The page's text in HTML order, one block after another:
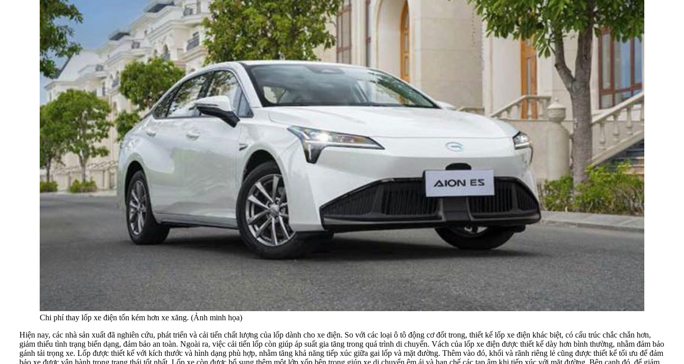
Chi phí thay lốp xe điện tốn kém hơn xe xăng. (Ảnh minh họa)
Hiện nay, các nhà sản xuất đã nghiên cứu, phát triển và cải tiến chất lượng của lốp dành cho xe điện. So với các loại ô tô động cơ đốt trong, thiết kế lốp xe điện khác biệt, có cấu trúc chắc chắn hơn,
giảm thiểu tình trạng biến dạng, đảm bảo an toàn. Ngoài ra, việc cải tiến lốp còn giúp áp suất gia tăng trong quá trình di chuyển. Vách của lốp xe điện được thiết kế dày hơn bình thường, nhằm đảm bảo
gánh tải trọng xe. Lốp được thiết kế với kích thước và hình dạng phù hợp, nhằm tăng khả năng tiếp xúc giữa gai lốp và mặt đường. Thêm vào đó, khối và rãnh riêng lẻ cũng được thiết kế tối ưu để đảm
bảo xe được vận hành trong trạng thái tốt nhất. Lốp xe còn được bổ sung thêm một lớp xốp bên trong giúp xe di chuyển êm ái và hạn chế các tạp âm khi tiếp xúc với mặt đường. Bên cạnh đó, để giảm